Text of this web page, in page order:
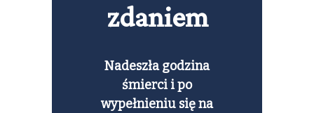
zdaniem
Nadeszła godzina
śmierci i po
wypełnieniu się na